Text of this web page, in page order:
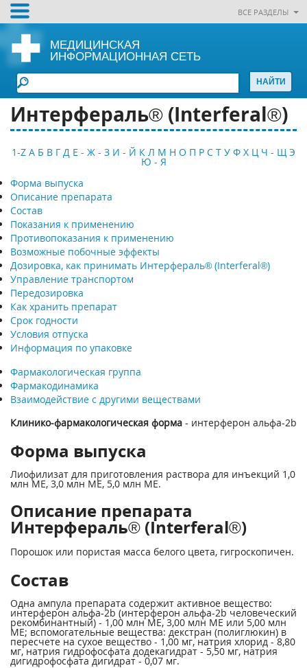
ВСЕ РАЗДЕЛЫ
МЕДИЦИНСКАЯ
ИНФОРМАЦИОННАЯ СЕТЬ
Интерфераль® (Interferal®)
1-Z А Б В Г Д Е - Ж - З И - Й К Л М Н О П Р С Т У Ф Х Ц Ч - Щ Э
Ю - Я
Форма выпуска
Описание препарата
Состав
Показания к применению
Противопоказания к применению
Возможные побочные эффекты
Дозировка, как принимать Интерфераль® (Interferal®)
Управление транспортом
Передозировка
Как хранить препарат
Срок годности
Условия отпуска
Информация по упаковке
Фармакологическая группа
Фармакодинамика
Взаимодействие с другими веществами
Клинико-фармакологическая форма - интерферон альфа-2b
Форма выпуска
Лиофилизат для приготовления раствора для инъекций 1,0
млн ME, 3,0 млн ME, 5,0 млн ME.
Описание препарата
Интерфераль® (Interferal®)
Порошок или пористая масса белого цвета, гигроскопичен.
Состав
Одна ампула препарата содержит активное вещество:
интерферон альфа-2b (интерферон альфа-2b человеческий
рекомбинантный) - 1,00 млн ME, 3,00 млн ME или 5,00 млн
ME; вспомогательные вещества: декстран (полиглюкин) в
пересчете на сухое вещество - 1,00 мг, натрия хлорид - 8,80
мг, натрия гидрофосфата додекагидрат - 5,50 мг, натрия
дигидрофосфата дигидрат - 0,07 мг.